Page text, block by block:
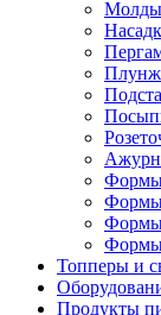
Молды
Формы
Формы
Формы
Формы
Топперы и
Продукты